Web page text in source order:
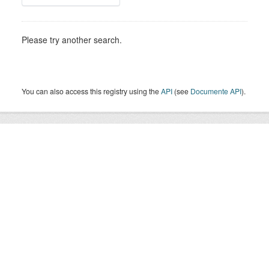
Please try another search.
You can also access this registry using theAPI (see Documente API).